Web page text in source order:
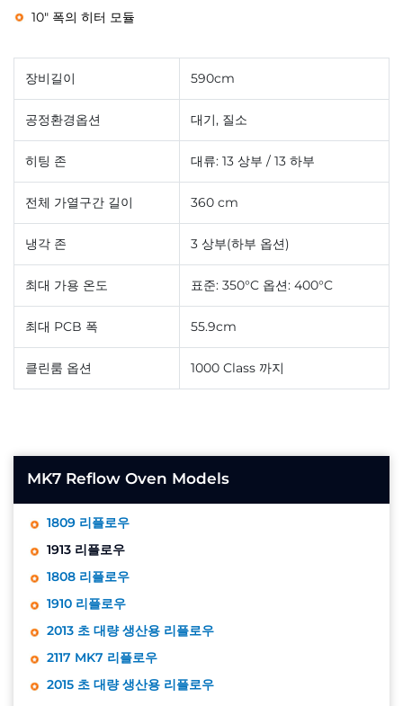
10″ 폭의 히터 모듈
장비길이 590cm
공정환경옵션 대기, 질소
히팅 존 대류: 13 상부 / 13 하부
전체 가열구간 길이 360 cm
냉각 존 3 상부(하부 옵션)
최대 가용 온도 표준: 350°C 옵션: 400°C
최대 PCB 폭 55.9cm
클린룸 옵션 1000 Class 까지
MK7 Reflow Oven Models
1809 리플로우
1913 리플로우
1808 리플로우
1910 리플로우
2013 초 대량 생산용 리플로우
2117 MK7 리플로우
2015 초 대량 생산용 리플로우